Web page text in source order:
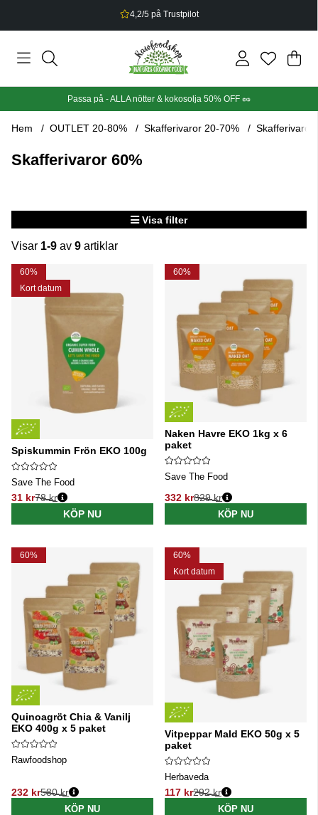
4,2/5 på Trustpilot
Din
.
Passa på - ALLA nötter & kokosolja 50% OFF 🥜
Hem OUTLET 20-80% Skafferivaror 20-70% Skafferivaror
Skafferivaror 60%
Visa filter
Visar 1-9 av 9 artiklar
Produkter
60%
Kort datum
Spiskummin Frön EKO 100g
Save The Food
31 kr
Ordinarie pris:
78 kr
KÖP NU
60%
Naken Havre EKO 1kg x 6
paket
Save The Food
332 kr
Ordinarie pris:
829 kr
KÖP NU
60%
Quinoagröt Chia & Vanilj
EKO 400g x 5 paket
Rawfoodshop
232 kr
Ordinarie pris:
580 kr
KÖP NU
60%
Kort datum
Vitpeppar Mald EKO 50g x 5
paket
Herbaveda
117 kr
Ordinarie pris:
292 kr
KÖP NU